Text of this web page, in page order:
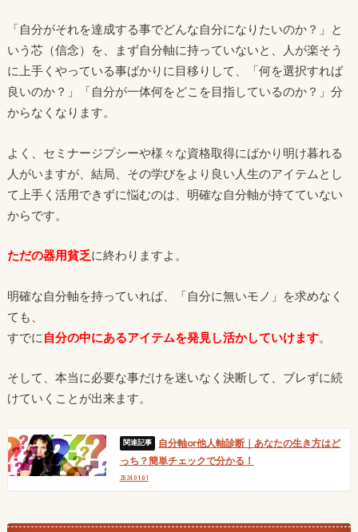
「自分がそれを達成する事でどんな自分になりたいのか？」と
いう芯（信念）を、まず自分軸に持っていないと、人が楽そう
に上手くやっている事ばかりに目移りして、「何を選択すれば
良いのか？」「自分が一体何をどこを目指しているのか？」分
からなくなります。
よく、セミナージプシーや様々な資格取得にばかり明け暮れる
人がいますが、結局、その学びをより良い人生のアイテムとし
て上手く活用できずに悩むのは、明確な自分軸が持てていない
からです。
ただの器用貧乏に終わりますよ。
明確な自分軸を持っていれば、「自分に無いモノ」を求めなく
ても、
すでに 自分の中にあるアイテムを発見し活かしていけます。
そして、本当に必要な事だけを迷いなく決断して、ブレずに続
けていくことが出来ます。
自分軸or他人軸診断｜あなたの生き方はど
っち？簡単チェックで分かる！
2024.01.01